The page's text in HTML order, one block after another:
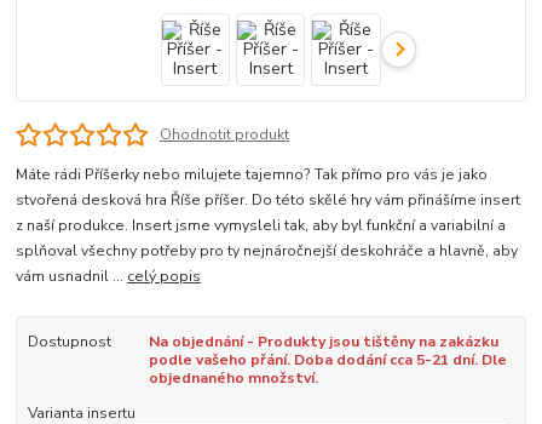
Ohodnotit produkt
Máte rádi Příšerky nebo milujete tajemno? Tak přímo pro vás je jako
stvořená desková hra Říše příšer. Do této skělé hry vám přinášíme insert
z naší produkce. Insert jsme vymysleli tak, aby byl funkční a variabilní a
splňoval všechny potřeby pro ty nejnáročnejší deskohráče a hlavně, aby
vám usnadnil ... celý popis
Dostupnost
Na objednání - Produkty jsou tištěny na zakázku
podle vašeho přání. Doba dodání cca 5-21 dní. Dle
objednaného množství.
Varianta insertu